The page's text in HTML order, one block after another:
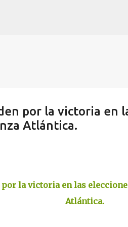
por la victoria en
Atlántica.
por la victoria en las
Atlántica.